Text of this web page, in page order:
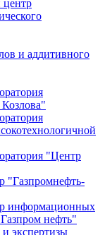
центр
и аддитивного
"Центр
"Газпромнефть-
информационных
нефть"
экспертизы